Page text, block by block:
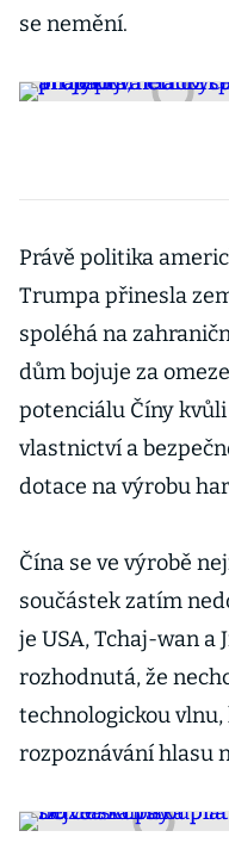
se nemění.
Právě politika
Trumpa přinesla
spoléhá na
dům bojuje za
potenciálu Číny
vlastnictví a
dotace na výrobu
Čína se ve výrobě
součástek zatím
je USA, Tchaj-wan a
rozhodnutá, že
technologickou
rozpoznávání hlasu